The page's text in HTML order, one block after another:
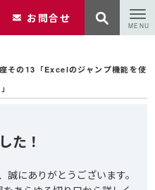
お問合せ
その13「Excelのジャンプ機能を使
た！
にありがとうございます。